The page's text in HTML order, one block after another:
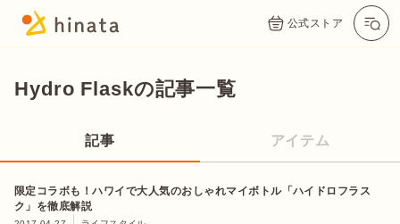
公式ストア
Hydro Flaskの記事一覧
記事 アイテム
限定コラボも！ハワイで大人気のおしゃれマイボトル「ハイドロフラス
ク」を徹底解説